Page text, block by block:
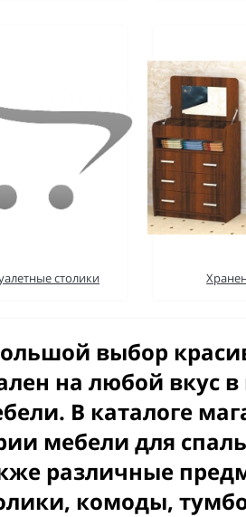
столики
выбор
на любой вкус
В каталоге
мебели для
различные
комоды,